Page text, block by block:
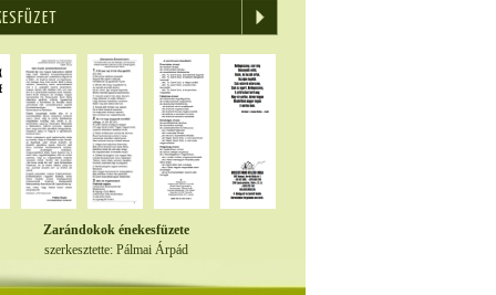
Zarándokok énekesfüzete
szerkesztette: Pálmai Árpád